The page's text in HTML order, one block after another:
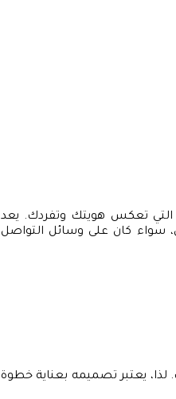
التي تعكس هويتك وتفردك. يعد
سواء كان على وسائل التواصل
يعتبر تصميمه بعناية خطوة